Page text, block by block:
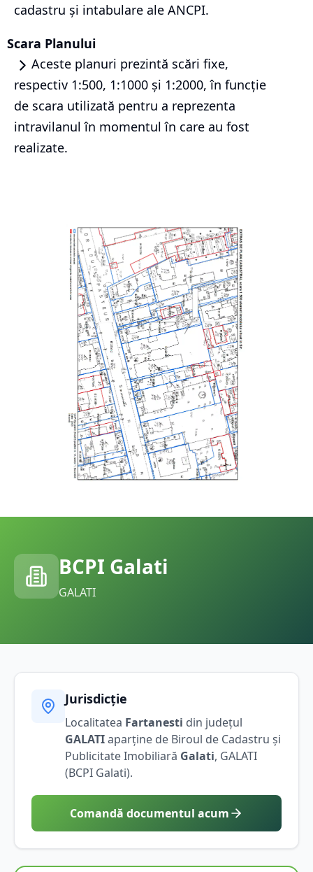
cadastru și intabulare ale ANCPI.
Scara Planului
Aceste planuri prezintă scări fixe,
respectiv 1:500, 1:1000 și 1:2000, în funcție
de scara utilizată pentru a reprezenta
intravilanul în momentul în care au fost
realizate.
BCPI Galati
GALATI
Jurisdicție
Localitatea Fartanesti din județul
GALATIaparține de Biroul de Cadastru și
Publicitate Imobiliară Galati, GALATI
(BCPI Galati).
Comandă documentul acum